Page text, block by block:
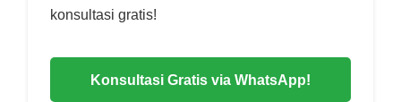
konsultasi gratis!
Konsultasi Gratis via WhatsApp!